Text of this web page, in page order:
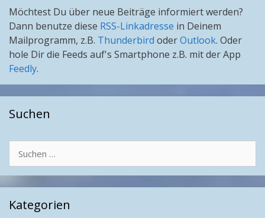
Möchtest Du über neue Beiträge informiert werden?
Dann benutze diese RSS-Linkadresse in Deinem
Mailprogramm, z.B. Thunderbird oderOutlook. Oder
hole Dir die Feeds auf's Smartphone z.B. mit der App
Feedly.
Suchen
nach:
Kategorien